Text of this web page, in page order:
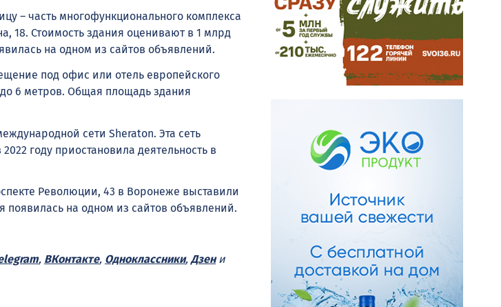
– часть многофункционального комплекса
18. Стоимость здания оценивают в 1 млрд
на одном из сайтов объявлений.
под офис или отель европейского
6 метров. Общая площадь здания
сети Sheraton. Эта сеть
году приостановила деятельность в
Революции, 43 в Воронеже выставили
на одном из сайтов объявлений.
, ВКонтакте, Одноклассники, Дзени